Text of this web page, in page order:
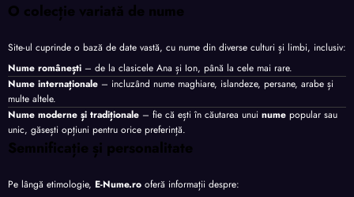
O colecție variată de nume
Site-ul cuprinde o bază de date vastă, cu nume din diverse culturi și limbi, inclusiv:
Nume românești – de la clasicele Ana și Ion, până la cele mai rare.
Nume internaționale – incluzând nume maghiare, islandeze, persane, arabe și
multe altele.
Nume moderne și tradiționale – fie că ești în căutarea unui nume popular sau
unic, găsești opțiuni pentru orice preferință.
Semnificație și personalitate
Pe lângă etimologie, E-Nume.ro oferă informații despre: